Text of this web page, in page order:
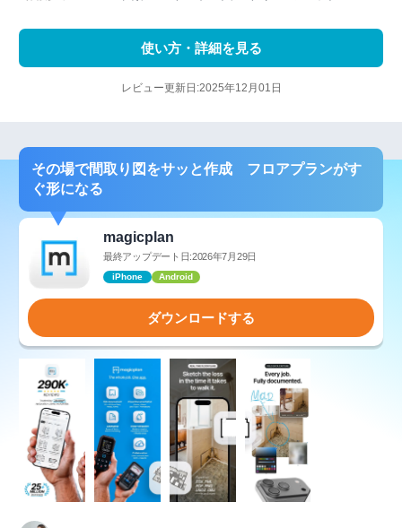
使い方・詳細を見る
レビュー更新日:2025年12月01日
その場で間取り図をサッと作成 フロアプランがす
ぐ形になる
magicplan
最終アップデート日:2026年7月29日
iPhone Android
ダウンロードする